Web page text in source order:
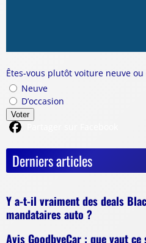
Êtes-vous plutôt voiture neuve ou
Neuve
D’occasion
Voter
Derniers articles
Y a-t-il vraiment des deals
mandataires auto ?
Avis GoodbyeCar : que vaut